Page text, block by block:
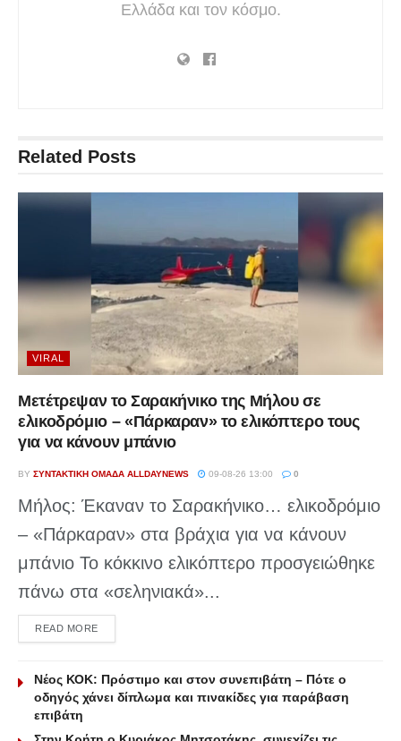
Ελλάδα και τον κόσμο.
Related Posts
VIRAL
Μετέτρεψαν το Σαρακήνικο της Μήλου σε
ελικοδρόμιο – «Πάρκαραν» το ελικόπτερο τους
για να κάνουν μπάνιο
BY ΣΥΝΤΑΚΤΙΚΉ ΟΜΆΔΑ ALLDAYNEWS 09-08-26 13:00 0
Μήλος: Έκαναν το Σαρακήνικο… ελικοδρόμιο
– «Πάρκαραν» στα βράχια για να κάνουν
μπάνιο Το κόκκινο ελικόπτερο προσγειώθηκε
πάνω στα «σεληνιακά»...
READ MOREDETAILS
Νέος ΚΟΚ: Πρόστιμο και στον συνεπιβάτη – Πότε ο
οδηγός χάνει δίπλωμα και πινακίδες για παράβαση
επιβάτη